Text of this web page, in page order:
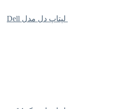
لپتاپ دل مدل Dell